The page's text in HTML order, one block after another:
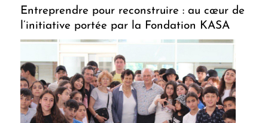
Entreprendre pour reconstruire : au cœur de
l’initiative portée par la Fondation KASA